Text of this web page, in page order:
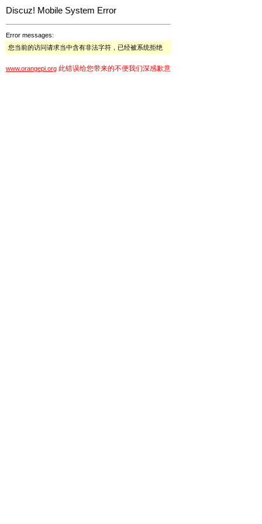
Discuz! Mobile System Error
Error messages:
您当前的访问请求当中含有非法字符，已经被系统拒绝
www.orangepi.org 此错误给您带来的不便我们深感歉意